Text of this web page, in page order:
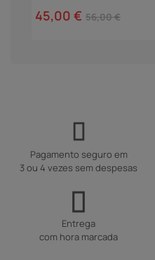
45,00 € 56,00 €
Pagamento seguro em
3 ou 4 vezes sem despesas
Entrega
com hora marcada